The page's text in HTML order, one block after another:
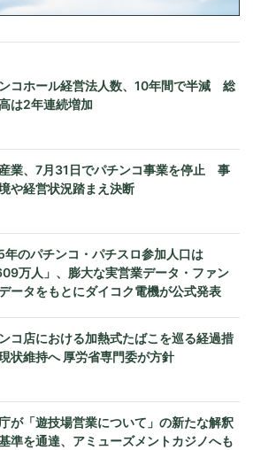
コホール経営法人数、10年間で半減 総
は2年連続増加
業、7月31日でパチンコ事業を停止 事
や経営状況踏まえ決断
のパチンコ・パチスロ参加人口は
万人」、膨大な実営業データ・ファン
ータをもとにダイコク電機が公式発表
コ店における加熱式たばこを巡る経過措
状維持へ 厚労省専門委が方針
が「遊技場営業について」の新たな解釈
準を通達、アミューズメントカジノへも